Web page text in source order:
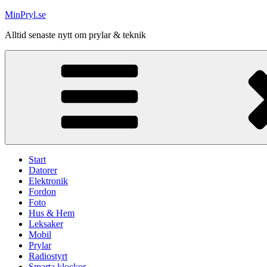
Hoppa
innehåll
MinPryl.se
Alltid senaste nytt om prylar & teknik
Start
Datorer
Elektronik
Fordon
Foto
Hus & Hem
Leksaker
Mobil
Prylar
Radiostyrt